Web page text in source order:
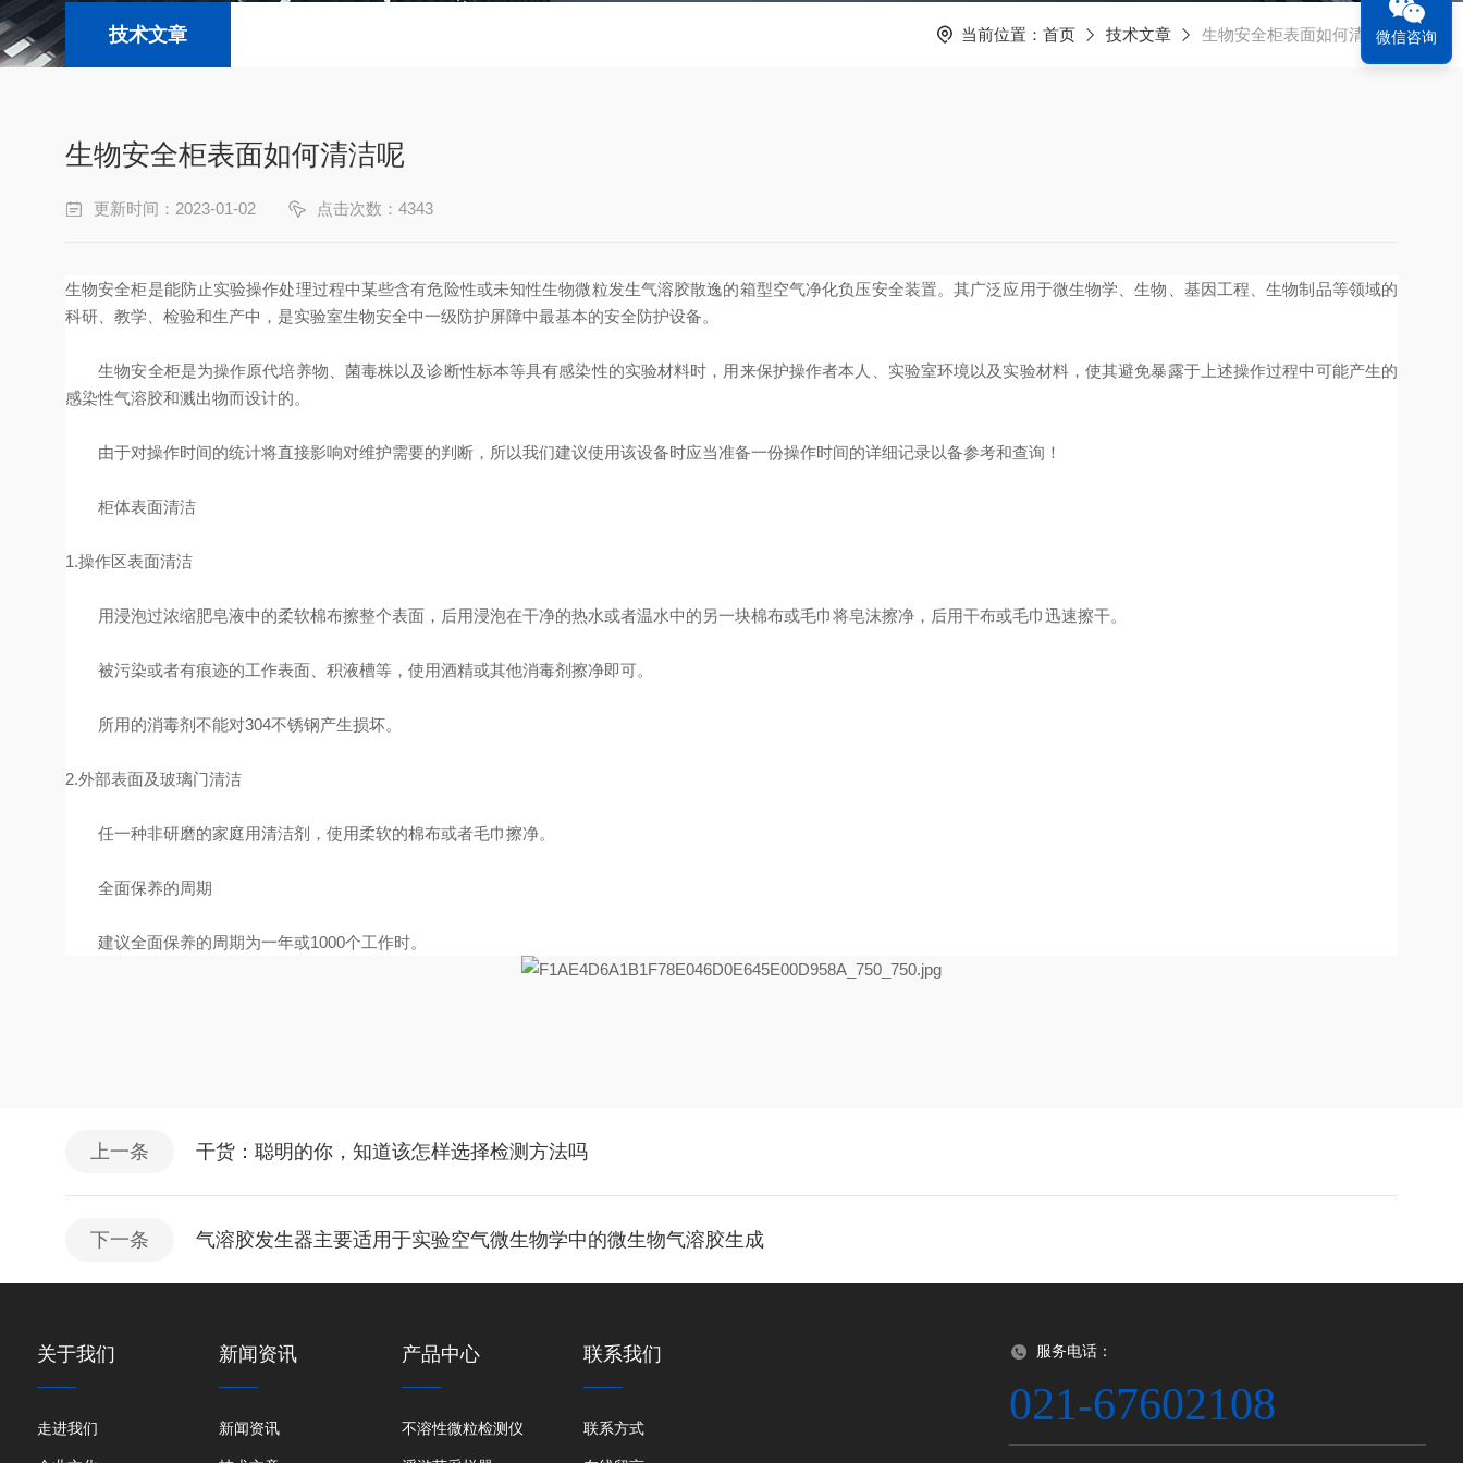
技术文章 当前位置： 首页 技术文章 生物安全柜表面如何清洁呢
生物安全柜表面如何清洁呢
更新时间：2023-01-02 点击次数：4343
生物安全柜是能防止实验操作处理过程中某些含有危险性或未知性生物微粒发生气溶胶散逸的箱型空气净化负压安全装置。其广泛应用于微生物学、生物、基因工程、生物制品等领域的
科研、教学、检验和生产中，是实验室生物安全中一级防护屏障中最基本的安全防护设备。
生物安全柜是为操作原代培养物、菌毒株以及诊断性标本等具有感染性的实验材料时，用来保护操作者本人、实验室环境以及实验材料，使其避免暴露于上述操作过程中可能产生的
感染性气溶胶和溅出物而设计的。
由于对操作时间的统计将直接影响对维护需要的判断，所以我们建议使用该设备时应当准备一份操作时间的详细记录以备参考和查询！
柜体表面清洁
1.操作区表面清洁
用浸泡过浓缩肥皂液中的柔软棉布擦整个表面，后用浸泡在干净的热水或者温水中的另一块棉布或毛巾将皂沫擦净，后用干布或毛巾迅速擦干。
被污染或者有痕迹的工作表面、积液槽等，使用酒精或其他消毒剂擦净即可。
所用的消毒剂不能对304不锈钢产生损坏。
2.外部表面及玻璃门清洁
任一种非研磨的家庭用清洁剂，使用柔软的棉布或者毛巾擦净。
全面保养的周期
建议全面保养的周期为一年或1000个工作时。
上一条 干货：聪明的你，知道该怎样选择检测方法吗
下一条 气溶胶发生器主要适用于实验空气微生物学中的微生物气溶胶生成
关于我们
走进我们
新闻资讯
新闻资讯
产品中心
不溶性微粒检测仪
联系我们
联系方式
服务电话：
021-67602108
微信咨询